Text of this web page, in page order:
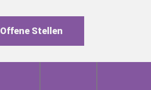
Offene Stellen